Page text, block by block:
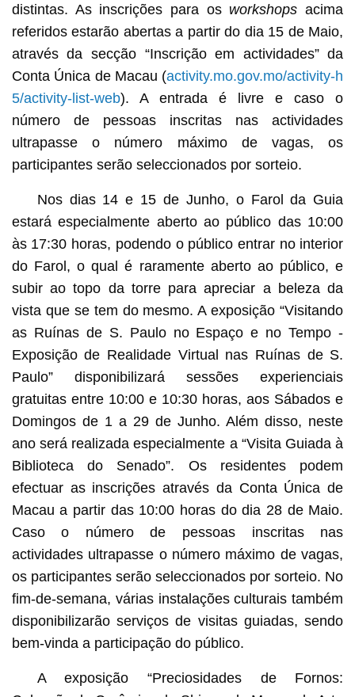
distintas. As inscrições para os workshops acima
referidos estarão abertas a partir do dia 15 de Maio,
através da secção “Inscrição em actividades” da
Conta Única de Macau (activity.mo.gov.mo/activity-h
5/activity-list-web). A entrada é livre e caso o
número de pessoas inscritas nas actividades
ultrapasse o número máximo de vagas, os
participantes serão seleccionados por sorteio.
Nos dias 14 e 15 de Junho, o Farol da Guia
estará especialmente aberto ao público das 10:00
às 17:30 horas, podendo o público entrar no interior
do Farol, o qual é raramente aberto ao público, e
subir ao topo da torre para apreciar a beleza da
vista que se tem do mesmo. A exposição “Visitando
as Ruínas de S. Paulo no Espaço e no Tempo -
Exposição de Realidade Virtual nas Ruínas de S.
Paulo” disponibilizará sessões experienciais
gratuitas entre 10:00 e 10:30 horas, aos Sábados e
Domingos de 1 a 29 de Junho. Além disso, neste
ano será realizada especialmente a “Visita Guiada à
Biblioteca do Senado”. Os residentes podem
efectuar as inscrições através da Conta Única de
Macau a partir das 10:00 horas do dia 28 de Maio.
Caso o número de pessoas inscritas nas
actividades ultrapasse o número máximo de vagas,
os participantes serão seleccionados por sorteio. No
fim-de-semana, várias instalações culturais também
disponibilizarão serviços de visitas guiadas, sendo
bem-vinda a participação do público.
A exposição “Preciosidades de Fornos: